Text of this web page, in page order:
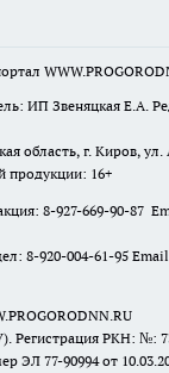
ИП Звеняцкая Е.А.
область, г. Киров,
продукции: 16+
8-927-669-90-87
8-920-004-61-95
РКН: №:
ЭЛ 77-90994 от